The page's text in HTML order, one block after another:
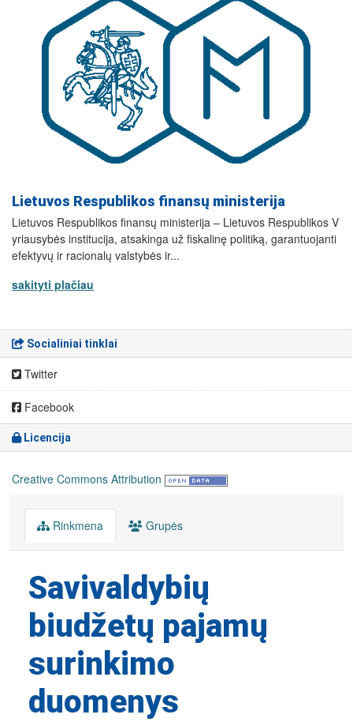
Lietuvos Respublikos finansų ministerija
Lietuvos Respublikos finansų ministerija – Lietuvos Respublikos V
yriausybės institucija, atsakinga už fiskalinę politiką, garantuojanti
efektyvų ir racionalų valstybės ir...
sakityti plačiau
Socialiniai tinklai
Twitter
Facebook
Licencija
Creative Commons Attribution
Rinkmena Grupės
Savivaldybių
biudžetų pajamų
surinkimo
duomenys